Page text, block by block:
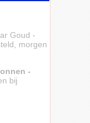
Goud -
morgen
-
bij